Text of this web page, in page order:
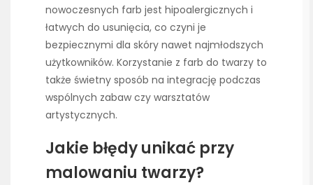
nowoczesnych farb jest hipoalergicznych i
łatwych do usunięcia, co czyni je
bezpiecznymi dla skóry nawet najmłodszych
użytkowników. Korzystanie z farb do twarzy to
także świetny sposób na integrację podczas
wspólnych zabaw czy warsztatów
artystycznych.
Jakie błędy unikać przy
malowaniu twarzy?